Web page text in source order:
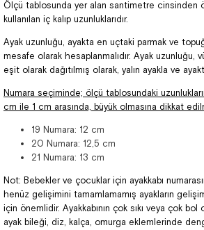
Ölçü tablosunda yer alan santimetre cinsinden
kullanılan iç kalıp uzunluklarıdır.
Ayak uzunluğu, ayakta en uçtaki parmak ve
mesafe olarak hesaplanmalıdır. Ayak uzunluğu,
eşit olarak dağıtılmış olarak, yalın ayakla ve
Numara seçiminde; ölçü tablosundaki
cm ile 1 cm arasında, büyük olmasına dikkat
19 Numara: 12 cm
20 Numara: 12,5 cm
21 Numara: 13 cm
Not: Bebekler ve çocuklar için ayakkabı
henüz gelişimini tamamlamamış ayakların
için önemlidir. Ayakkabının çok sıkı veya çok
ayak bileği, diz, kalça, omurga eklemlerinde